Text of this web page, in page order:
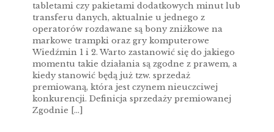
tabletami czy pakietami dodatkowych minut lub
transferu danych, aktualnie u jednego z
operatorów rozdawane są bony zniżkowe na
markowe trampki oraz gry komputerowe
Wiedźmin 1 i 2. Warto zastanowić się do jakiego
momentu takie działania są zgodne z prawem, a
kiedy stanowić będą już tzw. sprzedaż
premiowaną, która jest czynem nieuczciwej
konkurencji. Definicja sprzedaży premiowanej
Zgodnie […]